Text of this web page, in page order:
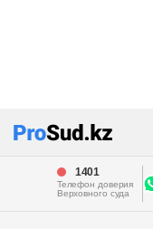
1401
Телефон доверия
Верховного суда